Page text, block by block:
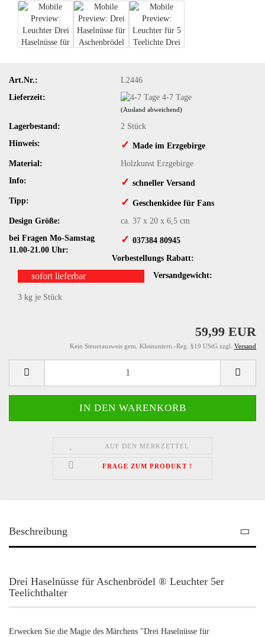
Art.Nr.:
L2446
Lieferzeit:
4-7 Tage
(Ausland abweichend)
Lagerbestand: 2 Stück
Hinweis:
✓ ​Made im Erzgebirge
Material:
Holzkunst Erzgebirge
Info:
✓ ​schneller Versand
Tipp:
✓ ​Geschenkidee für Fans
Design Größe:
ca. 37 x 20 x 6,5 cm
bei Fragen Mo-Samstag
11.00-21.00 Uhr:
✓ ​ 037384 80945
Vorbestellungs Rabatt:
sofort lieferbar Versandgewicht:
3 kg je Stück
59,99 EUR
Kein Steuerausweis gem. Kleinuntern.-Reg. §19 UStG zzgl. Versand
AUF DEN MERKZETTEL
FRAGE ZUM PRODUKT !
Beschreibung
Drei Haselnüsse für Aschenbrödel ® Leuchter 5er
Teelichthalter
Erwecken Sie die Magie des Märchens "Drei Haselnüsse für